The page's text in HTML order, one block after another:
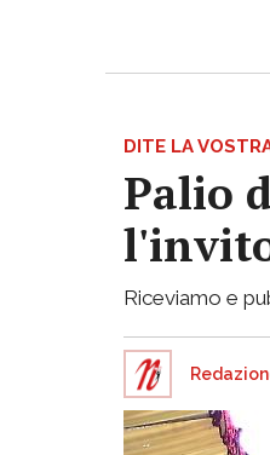
DITE LA
Palio
Riceviamo e